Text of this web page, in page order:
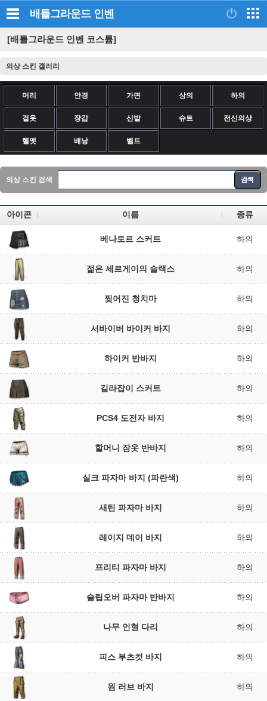
배틀그라운드 인벤
[배틀그라운드 인벤 코스튬]
의상 스킨 갤러리
머리 안경 가면 상의 하의
겉옷 장갑 신발 슈트 전신의상
헬멧 배낭 벨트
의상 스킨 검색
아이콘 이름 종류
베나토르 스커트 하의
젊은 세르게이의 슬랙스 하의
찢어진 청치마 하의
서바이버 바이커 바지 하의
하이커 반바지 하의
길라잡이 스커트 하의
PCS4 도전자 바지 하의
할머니 잠옷 반바지 하의
실크 파자마 바지 (파란색) 하의
새틴 파자마 바지 하의
레이지 데이 바지 하의
프리티 파자마 바지 하의
슬립오버 파자마 반바지 하의
나무 인형 다리 하의
피스 부츠컷 바지 하의
원 러브 바지 하의